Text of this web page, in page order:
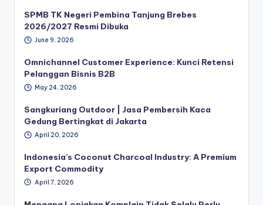
SPMB TK Negeri Pembina Tanjung Brebes
2026/2027 Resmi Dibuka
June 9, 2026
Omnichannel Customer Experience: Kunci Retensi
Pelanggan Bisnis B2B
May 24, 2026
Sangkuriang Outdoor | Jasa Pembersih Kaca
Gedung Bertingkat di Jakarta
April 20, 2026
Indonesia’s Coconut Charcoal Industry: A Premium
Export Commodity
April 7, 2026